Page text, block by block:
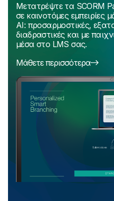
Μετατρέψτε τα SCORM
σε καινοτόμες εμπειρίες
AI: προσαρμοστικές,
διαδραστικές και με
μέσα στο LMS σας.
Μάθετε περισσότερα